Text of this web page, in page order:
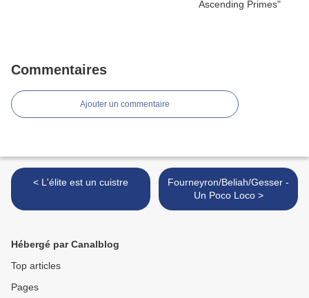
Commentaires
Ajouter un commentaire
< L'élite est un cuistre
Fourneyron/Beliah/Gesser -
Un Poco Loco >
Hébergé par Canalblog
Top articles
Pages